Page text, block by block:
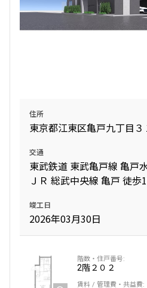
住所
東京都江東区亀戸九丁目
交通
東武鉄道 東武亀戸線 亀戸
ＪＲ 総武中央線 亀戸 徒歩
竣工日
2026年03月30日
2階２０２